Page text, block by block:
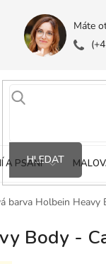
Máte
HLEDAT
A PSANÍ
barva Holbein Heavy
Body -